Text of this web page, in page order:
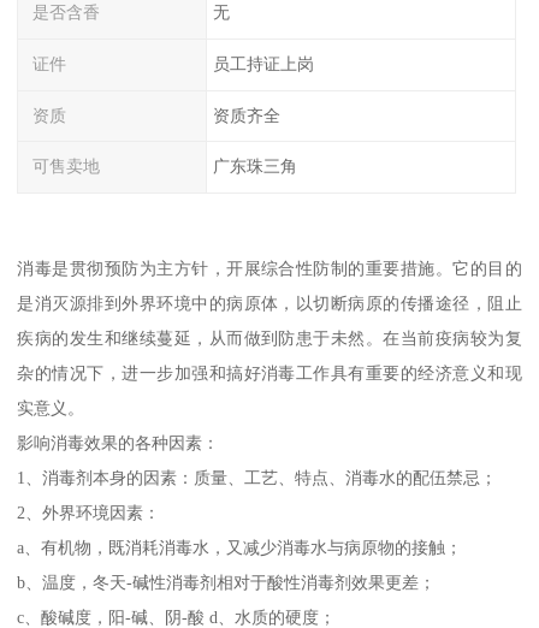
是否含香 无
证件 员工持证上岗
资质 资质齐全
可售卖地 广东珠三角
消毒是贯彻预防为主方针，开展综合性防制的重要措施。它的目的
是消灭源排到外界环境中的病原体，以切断病原的传播途径，阻止
疾病的发生和继续蔓延，从而做到防患于未然。在当前疫病较为复
杂的情况下，进一步加强和搞好消毒工作具有重要的经济意义和现
实意义。
影响消毒效果的各种因素：
1、消毒剂本身的因素：质量、工艺、特点、消毒水的配伍禁忌；
2、外界环境因素：
a、有机物，既消耗消毒水，又减少消毒水与病原物的接触；
b、温度，冬天-碱性消毒剂相对于酸性消毒剂效果更差；
c、酸碱度，阳-碱、阴-酸 d、水质的硬度；